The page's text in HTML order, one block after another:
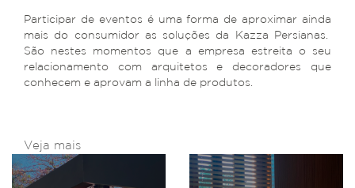
Participar de eventos é uma forma de aproximar ainda
mais do consumidor as soluções da Kazza Persianas.
São nestes momentos que a empresa estreita o seu
relacionamento com arquitetos e decoradores que
conhecem e aprovam a linha de produtos.
Veja mais